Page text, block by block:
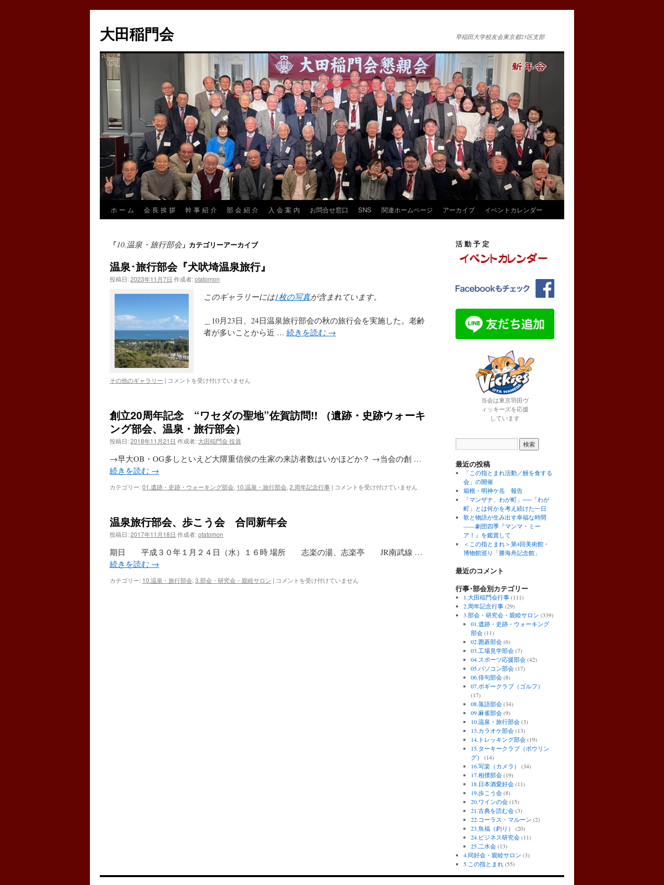
テ
ン
へ
大田稲門会 早稲田大学校友会東京都23区支部
ホ ー ム 会 長 挨 拶 幹 事 紹 介 部 会 紹 介 入 会 案 内 お問合せ窓口 SNS 関連ホームページ アーカイブ イベントカレンダー
「10.温泉・旅行部会」カテゴリーアーカイブ
温泉･旅行部会『犬吠埼温泉旅行』
投稿日:2023年11月7日 作成者:otatomon
このギャラリーには1枚の写真が含まれています。
＿10月23日、24日温泉旅行部会の秋の旅行会を実施した。老齢
者が多いことから近 … 続きを読む →
その他のギャラリー | 温
部
会
『犬
吠
温
行』
コメントを受け付けていません
創立20周年記念 “ワセダの聖地”佐賀訪問!! （遺跡・史跡ウォーキ
ング部会、温泉・旅行部会）
投稿日:2018年11月21日 作成者: 大田稲門会 役員
→早大OB・OG多しといえど大隈重信侯の生家の来訪者数はいかほどか？ →当会の創 …
続きを読む →
カテゴリー:01.遺跡・史跡・ウォーキング部会, 10.温泉・旅行部会, 2.周年記念行事 | 創
ダ
地”佐
コメントを受け付けていません
温泉旅行部会、歩こう会 合同新年会
投稿日:2017年11月18日 作成者:otatomon
期日 平成３０年１月２４日（水）１６時 場所 志楽の湯、志楽亭 JR南武線 …
続きを読む →
カテゴリー: 10.温泉・旅行部会, 3.部会・研究会・親睦サロン | 温
コメントを受け付けていません
活 動 予 定
当会は東京羽田ヴ
ィッキーズを応援
しています
最近の投稿
「この指とまれ活動／鰻を食する
会」の開催
箱根・明神ケ岳 報告
「マンザナ、わが町」──「わが
町」とは何かを考え続けた一日
歌と物語が生み出す幸福な時間
――劇団四季『マンマ・ミー
ア！』を鑑賞して
＜この指とまれ＞第4回美術館・
博物館巡り「勝海舟記念館」
最近のコメント
行事･部会別カテゴリー
1.大田稲門会行事(111)
2.周年記念行事(29)
3.部会・研究会・親睦サロン (339)
01.遺跡・史跡・ウォーキング
部会(11)
02.囲碁部会(6)
03.工場見学部会(7)
04.スポーツ応援部会(42)
05.パソコン部会(17)
06.俳句部会(8)
07.ボギークラブ（ゴルフ）
(17)
08.落語部会(34)
09.麻雀部会(9)
10.温泉・旅行部会(3)
13.カラオケ部会(13)
14.トレッキング部会(19)
15.ターキークラブ（ボウリン
グ）
(14)
16.写楽（カメラ）
(34)
17.相撲部会(19)
18.日本酒愛好会(11)
19.歩こう会(8)
20.ワインの会(15)
21.古典を読む会(3)
22.コーラス・マルーン (2)
23.魚福（釣り）
(20)
24.ビジネス研究会(11)
25.二水会(13)
4.同好会・親睦サロン (3)
5.この指とまれ(55)